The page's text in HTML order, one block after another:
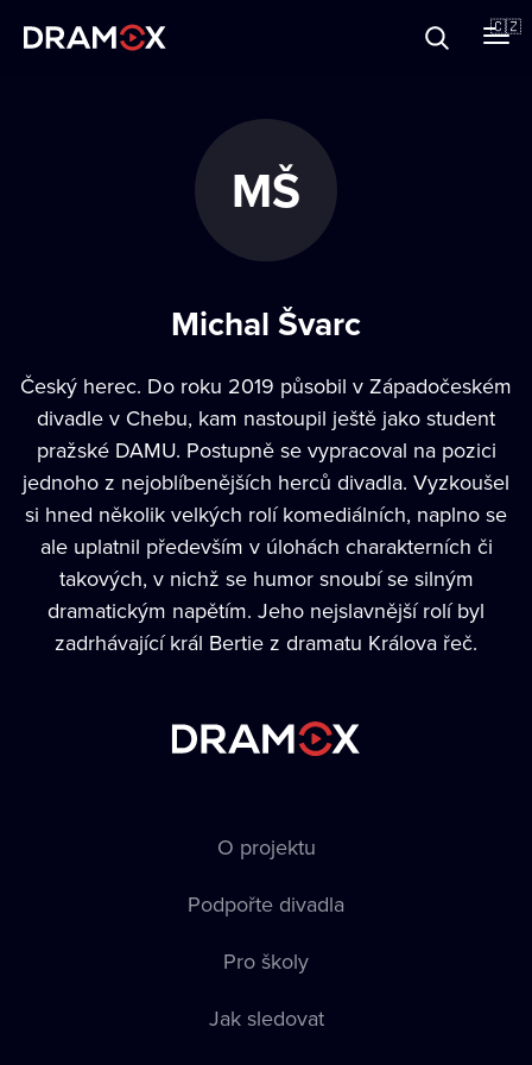
🇨🇿
MŠ
Michal Švarc
Český herec. Do roku 2019 působil v Západočeském
divadle v Chebu, kam nastoupil ještě jako student
pražské DAMU. Postupně se vypracoval na pozici
jednoho z nejoblíbenějších herců divadla. Vyzkoušel
si hned několik velkých rolí komediálních, naplno se
ale uplatnil především v úlohách charakterních či
takových, v nichž se humor snoubí se silným
dramatickým napětím. Jeho nejslavnější rolí byl
zadrhávající král Bertie z dramatu Králova řeč.
O projektu
Podpořte divadla
Pro školy
Jak sledovat